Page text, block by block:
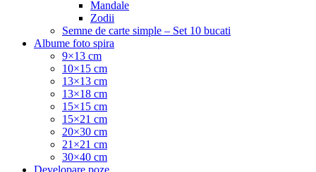
Mandale
Zodii
Semne de carte simple – Set 10 bucati
Albume foto spira
9×13 cm
10×15 cm
13×13 cm
13×18 cm
15×15 cm
15×21 cm
20×30 cm
21×21 cm
30×40 cm
Developare poze